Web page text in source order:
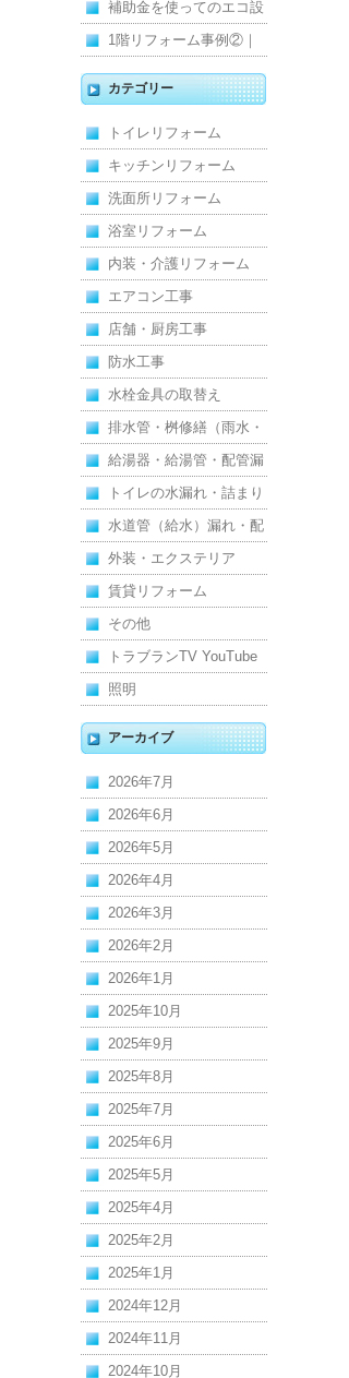
維持｜施工事例
みを解消！賃貸マンショ
ン防水工事
補助金を使ってのエコ設
備住宅リフォーム
1階リフォーム事例②｜
キッチン・床・収納を一
新し、扉新設で動線を整
えた全面改修
カテゴリー
トイレリフォーム
キッチンリフォーム
洗面所リフォーム
浴室リフォーム
内装・介護リフォーム
エアコン工事
店舗・厨房工事
防水工事
水栓金具の取替え
排水管・桝修繕（雨水・
汚水）
給湯器・給湯管・配管漏
れ
トイレの水漏れ・詰まり
水道管（給水）漏れ・配
管
外装・エクステリア
賃貸リフォーム
その他
トラブランTV YouTube
照明
アーカイブ
2026年7月
2026年6月
2026年5月
2026年4月
2026年3月
2026年2月
2026年1月
2025年10月
2025年9月
2025年8月
2025年7月
2025年6月
2025年5月
2025年4月
2025年2月
2025年1月
2024年12月
2024年11月
2024年10月